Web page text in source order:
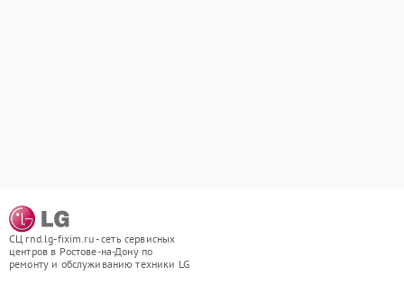
СЦ rnd.lg-fixim.ru - сеть сервисных
центров в Ростове-на-Дону по
ремонту и обслуживанию техники LG